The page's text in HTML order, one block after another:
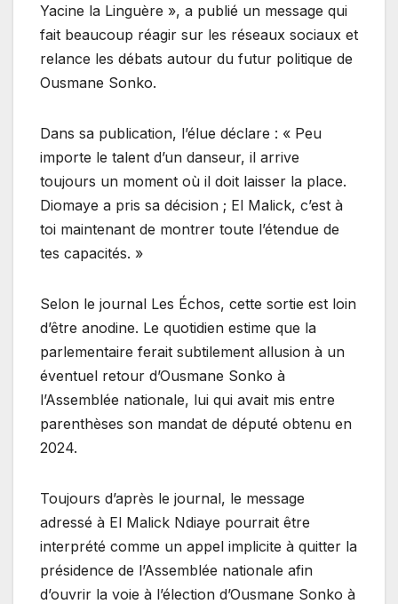
Yacine la Linguère », a publié un message qui
fait beaucoup réagir sur les réseaux sociaux et
relance les débats autour du futur politique de
Ousmane Sonko.
Dans sa publication, l’élue déclare : « Peu
importe le talent d’un danseur, il arrive
toujours un moment où il doit laisser la place.
Diomaye a pris sa décision ; El Malick, c’est à
toi maintenant de montrer toute l’étendue de
tes capacités. »
Selon le journal Les Échos, cette sortie est loin
d’être anodine. Le quotidien estime que la
parlementaire ferait subtilement allusion à un
éventuel retour d’Ousmane Sonko à
l’Assemblée nationale, lui qui avait mis entre
parenthèses son mandat de député obtenu en
2024.
Toujours d’après le journal, le message
adressé à El Malick Ndiaye pourrait être
interprété comme un appel implicite à quitter la
présidence de l’Assemblée nationale afin
d’ouvrir la voie à l’élection d’Ousmane Sonko à